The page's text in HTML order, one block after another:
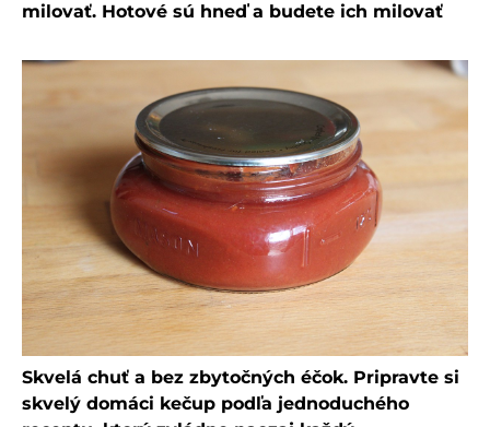
milovať. Hotové sú hneď a budete ich milovať
Skvelá chuť a bez zbytočných éčok. Pripravte si
skvelý domáci kečup podľa jednoduchého